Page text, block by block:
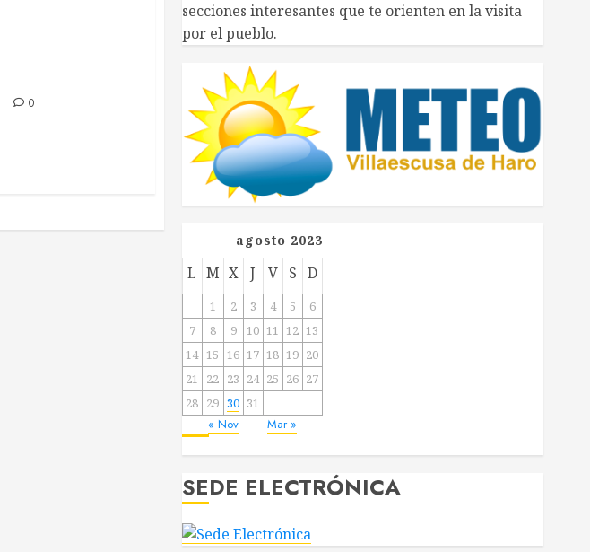
0
secciones interesantes que te orienten en la visita
por el pueblo.
agosto 2023
L M X J V S D
1 2 3 4 5
6
7
8 9 10 11 12 13
14 15 16 17 18 19 20
21
22 23 24 25 26 27
28 29 30 31
« Nov Mar »
SEDE ELECTRÓNICA